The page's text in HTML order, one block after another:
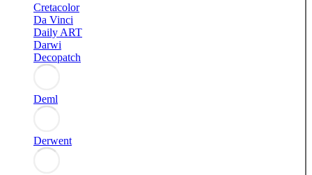
Cretacolor
Da Vinci
Daily ART
Darwi
Decopatch
Deml
Derwent